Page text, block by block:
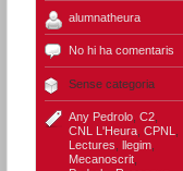
alumnatheura
No hi ha comentaris
Sense categoria
Any Pedrolo, C2,
CNL L'Heura, CPNL
Lectures llegim,
Mecanoscrit,